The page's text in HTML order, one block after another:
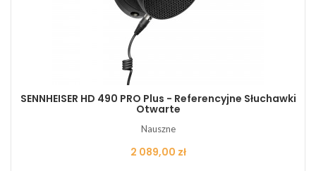
SENNHEISER HD 490 PRO Plus - Referencyjne Słuchawki
Otwarte
Nauszne
Cena
2 089,00 zł